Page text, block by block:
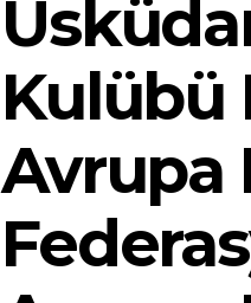
Kulübü
Avrupa